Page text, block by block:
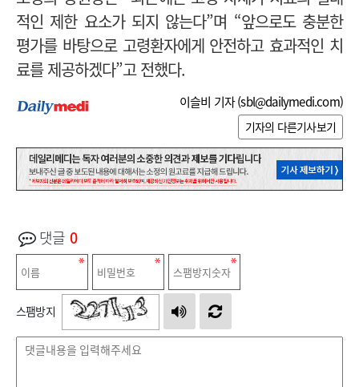
적인 제한 요소가 되지 않는다”며 “앞으로도 충분한
평가를 바탕으로 고령환자에게 안전하고 효과적인 치
료를 제공하겠다”고 전했다.
이슬비 기자 (sbl@dailymedi.com)
기자의 다른기사보기
댓글 0
스팸방지